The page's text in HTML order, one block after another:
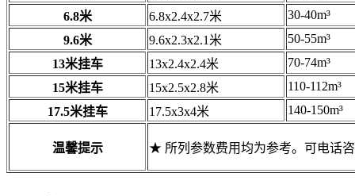
6.8米
6.8x2.4x2.7米
30-40m³
9.6米
9.6x2.3x2.1米
50-55m³
13米挂车
13x2.4x2.4米
70-74m³
15米挂车
15x2.5x2.8米
110-112m³
17.5米挂车
17.5x3x4米 140-150m³
温馨提示 ★ 所列参数费用均为参考。可电话